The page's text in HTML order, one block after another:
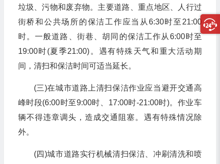
垃圾、污物和废弃物。主要道路、重点地区、人行过
街桥和公共场所的保洁工作应当从6:30时至21:00
时。一般道路、街巷、胡同的保洁工作从6:00时至
19:00时(夏季21:00)。遇有特殊天气和重大活动期
间，清扫和保洁时间可适当延长。
(三)在城市道路上清扫保洁作业应当避开交通高
峰时段(6:00时至9:00时、17:00时-21:00时)。作业车
辆不得违章调头，造成交通阻塞。遇有特殊情况除
外。
(四)城市道路实行机械清扫保洁、冲刷清洗和喷